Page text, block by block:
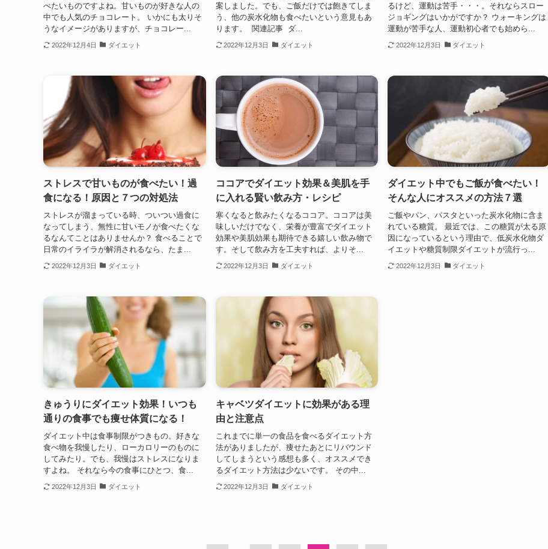
べたいものですよね。甘いものが好きな人の
中でも人気のチョコレート。 いかにも太りそ
うなイメージがありますが、チョコレー...
2022年12月4日 ダイエット
案しました。でも、ご飯だけでは飽きてしま
う、他の炭水化物も食べたいという意見もあ
ります。 関連記事 ダ...
2022年12月3日 ダイエット
るけど、運動は苦手・・・。それならスロー
ジョギングはいかがですか？ ウォーキングは
運動が苦手な人、運動初心者でも始めら...
2022年12月3日 ダイエット
ストレスで甘いものが食べたい！過
食になる！原因と７つの対処法
ストレスが溜まっている時、ついつい過食に
なってしまう、無性に甘いモノが食べたくな
るなんてことはありませんか？ 食べることで
日常のイライラが解消されるなら、たま...
2022年12月3日 ダイエット
ココアでダイエット効果＆美肌を手
に入れる賢い飲み方・レシピ
寒くなると飲みたくなるココア。ココアは美
味しいだけでなく、栄養が豊富でダイエット
効果や美肌効果も期待できる嬉しい飲み物で
す。そして飲み方を工夫すれば、よりそ...
2022年12月3日 ダイエット
ダイエット中でもご飯が食べたい！
そんな人にオススメの方法７選
ご飯やパン、パスタといった炭水化物に含ま
れている糖質。 最近では、この糖質が太る原
因になっているという理由で、低炭水化物ダ
イエットや糖質制限ダイエットが流行っ...
2022年12月3日 ダイエット
きゅうりにダイエット効果！いつも
通りの食事でも痩せ体質になる！
ダイエット中は食事制限がつきもの。好きな
食べ物を我慢したり、ローカロリーのものに
してみたり。でも、我慢はストレスになりま
すよね。 それなら今の食事にひとつ、食...
2022年12月3日 ダイエット
キャベツダイエットに効果がある理
由と注意点
これまでに単一の食品を食べるダイエット方
法がありましたが、痩せたあとにリバウンド
してしまうという感想も多く、オススメでき
るダイエット方法は少ないです。 その中...
2022年12月3日 ダイエット